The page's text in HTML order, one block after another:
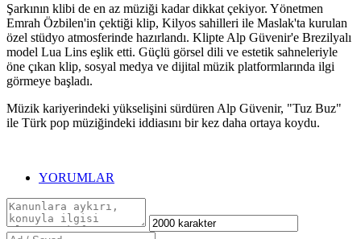
Şarkının klibi de en az müziği kadar dikkat çekiyor. Yönetmen
Emrah Özbilen'in çektiği klip, Kilyos sahilleri ile Maslak'ta kurulan
özel stüdyo atmosferinde hazırlandı. Klipte Alp Güvenir'e Brezilyalı
model Lua Lins eşlik etti. Güçlü görsel dili ve estetik sahneleriyle
öne çıkan klip, sosyal medya ve dijital müzik platformlarında ilgi
görmeye başladı.
Müzik kariyerindeki yükselişini sürdüren Alp Güvenir, "Tuz Buz"
ile Türk pop müziğindeki iddiasını bir kez daha ortaya koydu.
YORUMLAR